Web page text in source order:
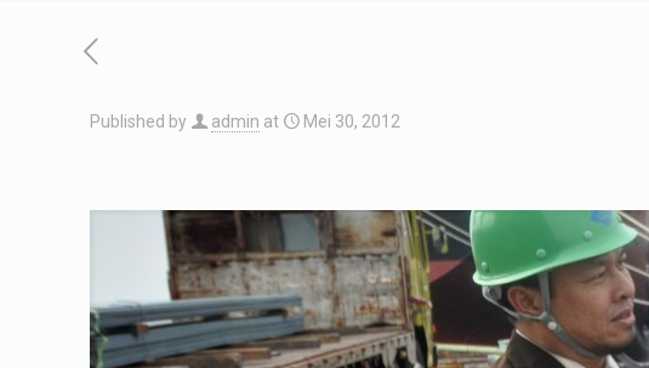
Published by admin at Mei 30, 2012